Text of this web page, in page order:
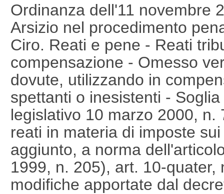
Ordinanza dell'11 novembre
Arsizio nel procedimento
Ciro. Reati e pene - Reati
compensazione - Omesso
dovute, utilizzando in
spettanti o inesistenti -
legislativo 10 marzo 2000, n.
reati in materia di imposte
aggiunto, a norma
1999, n. 205), art. 10-quater,
modifiche apportate dal